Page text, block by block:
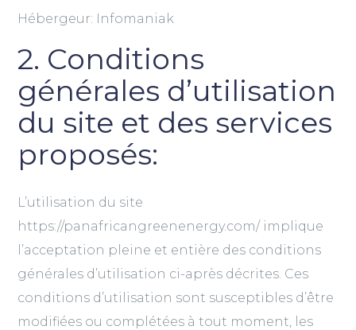
Hébergeur: Infomaniak
2. Conditions
générales d’utilisation
du site et des services
proposés:
L’utilisation du site
https://panafricangreenenergy.com/ implique
l’acceptation pleine et entière des conditions
générales d’utilisation ci-après décrites. Ces
conditions d’utilisation sont susceptibles d’être
modifiées ou complétées à tout moment, les